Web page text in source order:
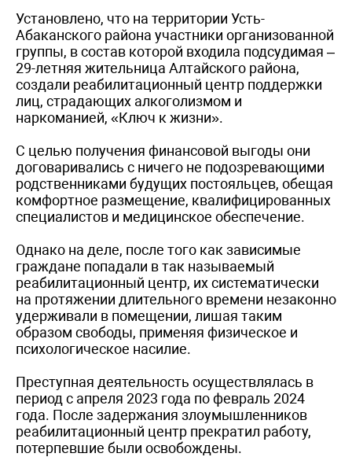
Установлено, что на территории Усть-
Абаканского района участники организованной
группы, в состав которой входила подсудимая –
29-летняя жительница Алтайского района,
создали реабилитационный центр поддержки
лиц, страдающих алкоголизмом и
наркоманией, «Ключ к жизни».
С целью получения финансовой выгоды они
договаривались с ничего не подозревающими
родственниками будущих постояльцев, обещая
комфортное размещение, квалифицированных
специалистов и медицинское обеспечение.
Однако на деле, после того как зависимые
граждане попадали в так называемый
реабилитационный центр, их систематически
на протяжении длительного времени незаконно
удерживали в помещении, лишая таким
образом свободы, применяя физическое и
психологическое насилие.
Преступная деятельность осуществлялась в
период с апреля 2023 года по февраль 2024
года. После задержания злоумышленников
реабилитационный центр прекратил работу,
потерпевшие были освобождены.